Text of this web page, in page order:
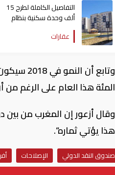
التفاصيل الكاملة لطرح 15
ألف وحدة سكنية بنظام
الإيجار المنتهي بالتملك في
مصر
عقارات
المئة هذا العام على الرغم من أن
وقال أزعور إن المغرب من بين
هذا يؤتي ثماره“.
صندوق النقد الدولي الإصلاحات